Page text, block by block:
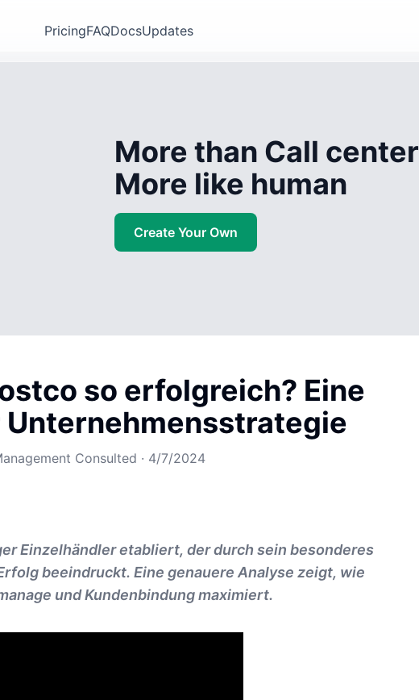
PricingFAQDocsUpdates
More than Call center
More like human
Create Your Own
so erfolgreich? Eine
Unternehmensstrategie
Consulted · 4/7/2024
Einzelhändler etabliert, der durch sein besonderes
beeindruckt. Eine genauere Analyse zeigt, wie
und Kundenbindung maximiert.